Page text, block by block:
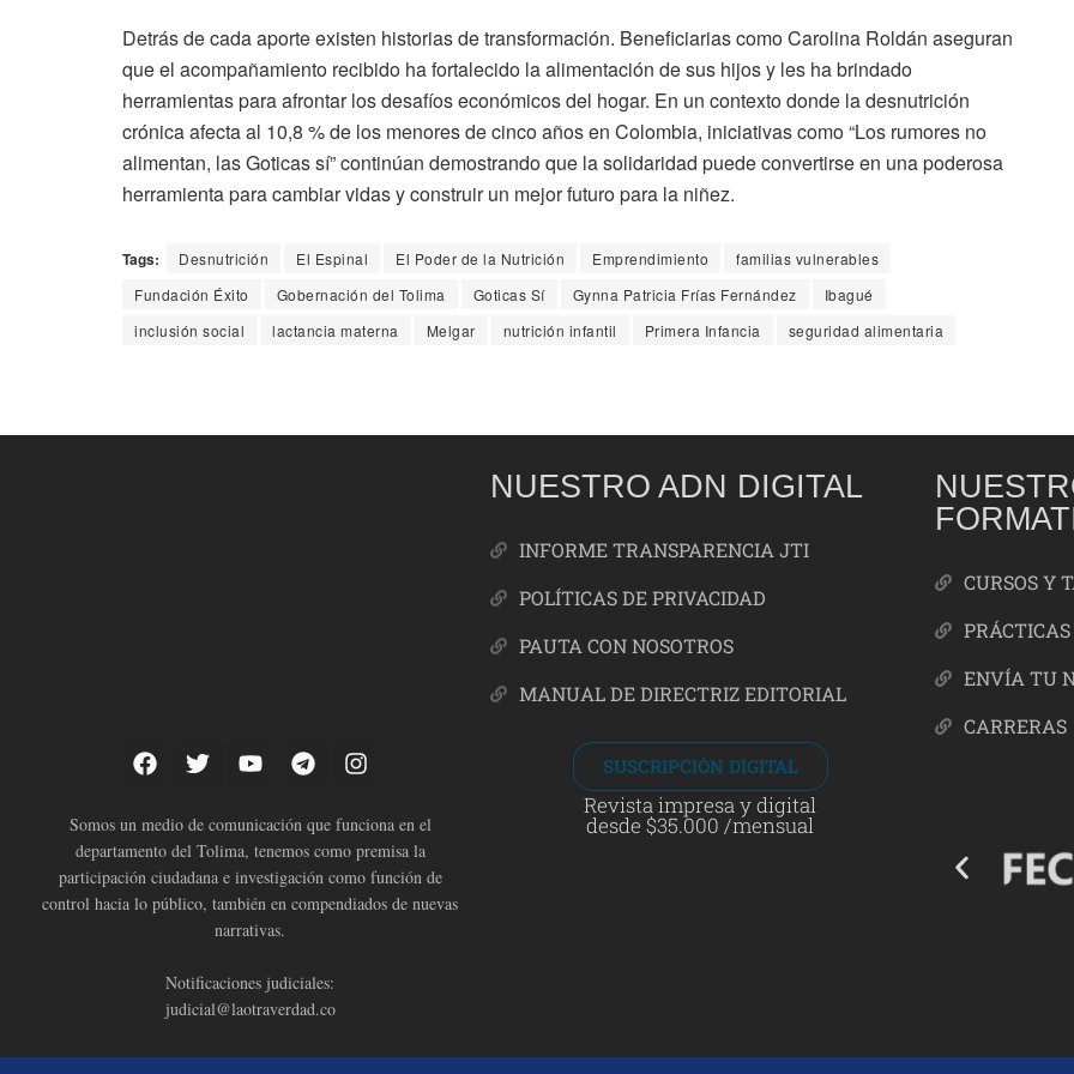
Detrás de cada aporte existen historias de transformación. Beneficiarias como Carolina Roldán aseguran
que el acompañamiento recibido ha fortalecido la alimentación de sus hijos y les ha brindado
herramientas para afrontar los desafíos económicos del hogar. En un contexto donde la desnutrición
crónica afecta al 10,8 % de los menores de cinco años en Colombia, iniciativas como “Los rumores no
alimentan, las Goticas sí” continúan demostrando que la solidaridad puede convertirse en una poderosa
herramienta para cambiar vidas y construir un mejor futuro para la niñez.
Tags: Desnutrición El Espinal El Poder de la Nutrición Emprendimiento
familias vulnerables
Fundación Éxito
Gobernación del Tolima Goticas Sí Gynna Patricia Frías Fernández
Ibagué
inclusión social
lactancia materna Melgar nutrición infantil Primera Infancia seguridad alimentaria
Somos un medio de comunicación que funciona en el
departamento del Tolima, tenemos como premisa la
participación ciudadana e investigación como función de
control hacia lo público, también en compendiados de nuevas
narrativas.
Notificaciones judiciales:
judicial@laotraverdad.co
NUESTRO ADN DIGITAL
INFORME TRANSPARENCIA JTI
POLÍTICAS DE PRIVACIDAD
PAUTA CON NOSOTROS
MANUAL DE DIRECTRIZ EDITORIAL
SUSCRIPCIÓN DIGITAL
Revista impresa y digital
desde $35.000 /mensual
CURSOS Y
PRÁCTICAS
ENVÍA TU
CARRERAS